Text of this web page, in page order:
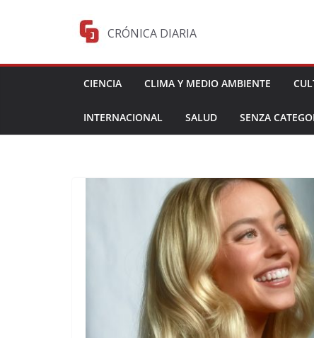
CRÓNICA DIARIA
CIENCIA CLIMA Y MEDIO AMBIENTE
INTERNACIONAL SALUD SENZA